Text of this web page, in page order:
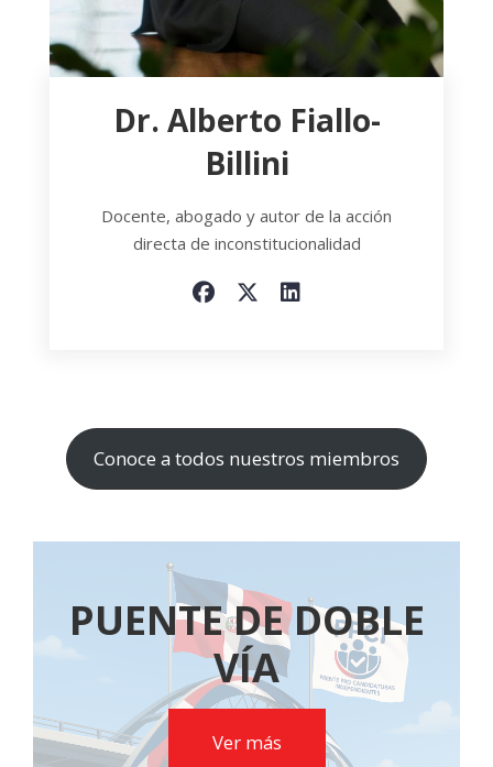
Dr. Alberto Fiallo-
Billini
Docente, abogado y autor de la acción
directa de inconstitucionalidad
Conoce a todos nuestros miembros
PUENTE DE DOBLE
VÍA
Ver más